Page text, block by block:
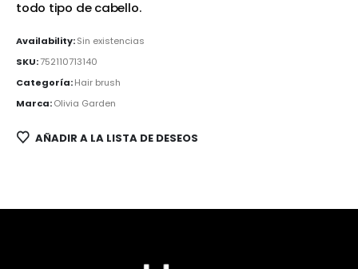
todo tipo de cabello.
Availability:Sin existencias
SKU:752110713140
Categoría:Hair brush
Marca:Olivia Garden
AÑADIR A LA LISTA DE DESEOS